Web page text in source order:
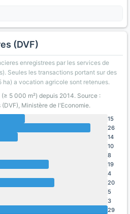
(DVF)
enregistrees par les services de
Seules les transactions portant sur des
ha) a vocation agricole sont retenues.
5 000 m²) depuis 2014. Source :
Ministère de l'Economie.
15
26
14
10
8
19
4
20
5
3
29